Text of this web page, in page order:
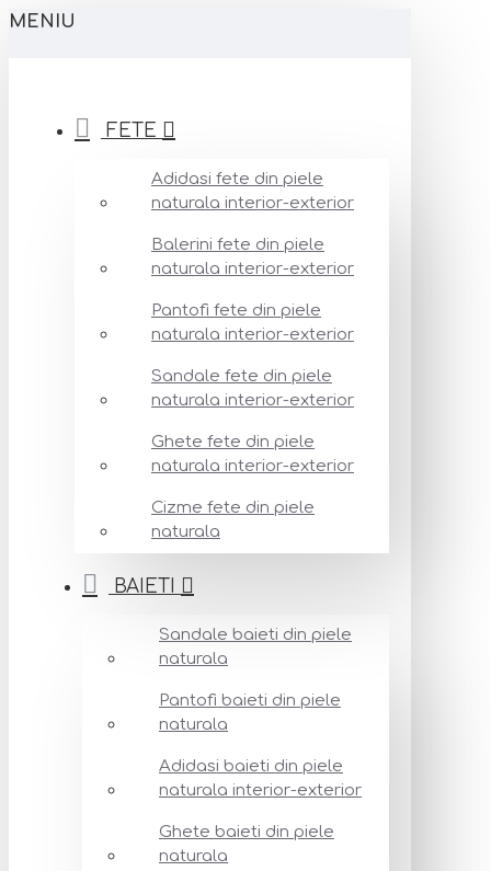
MENIU
FETE
Adidasi fete din piele
naturala interior-exterior
Balerini fete din piele
naturala interior-exterior
Pantofi fete din piele
naturala interior-exterior
Sandale fete din piele
naturala interior-exterior
Ghete fete din piele
naturala interior-exterior
Cizme fete din piele
naturala
BAIETI
Sandale baieti din piele
naturala
Pantofi baieti din piele
naturala
Adidasi baieti din piele
naturala interior-exterior
Ghete baieti din piele
naturala